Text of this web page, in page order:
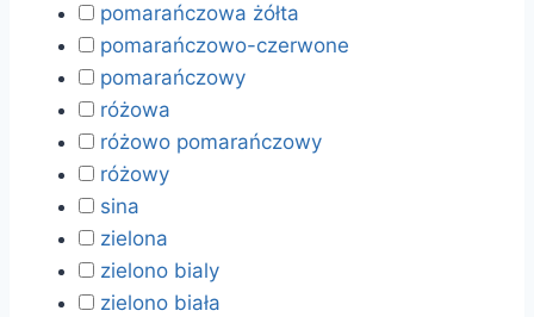
pomarańczowa żółta
pomarańczowo-czerwone
pomarańczowy
różowa
różowo pomarańczowy
różowy
sina
zielona
zielono bialy
zielono biała